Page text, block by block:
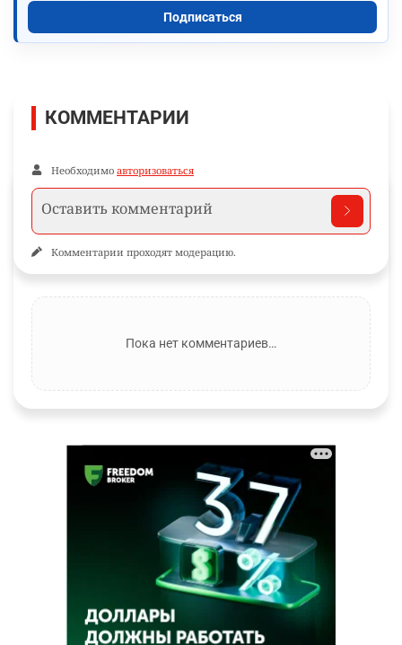
Подписаться
КОММЕНТАРИИ
Необходимо авторизоваться
Комментарии проходят модерацию.
Пока нет комментариев…